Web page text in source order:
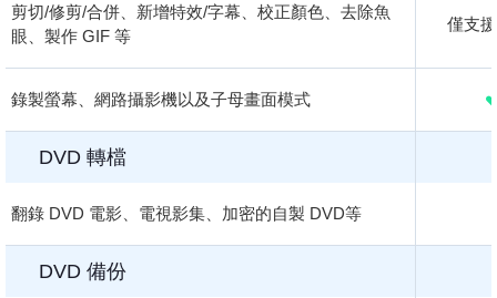
剪切/修剪/合併、新增特效/字幕、校正顏色、去除魚
眼、製作 GIF 等
僅支
錄製螢幕、網路攝影機以及子母畫面模式
DVD 轉檔
翻錄 DVD 電影、電視影集、加密的自製 DVD等
DVD 備份